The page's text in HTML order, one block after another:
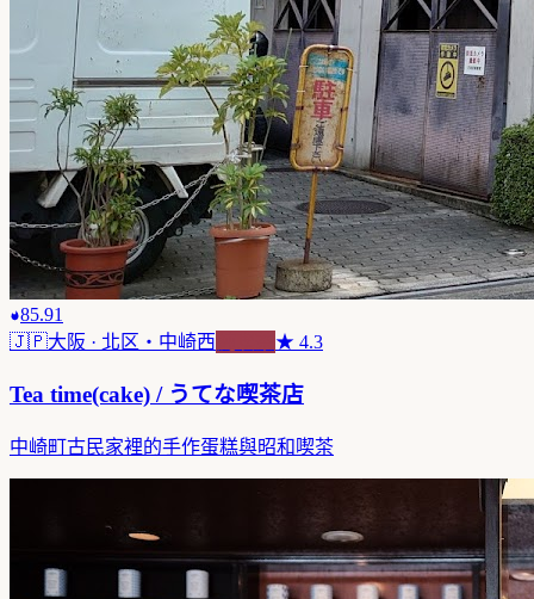
85.91
🇯🇵大阪 · 北区・中崎西 ★ 4.3
Tea time(cake) / うてな喫茶店
中崎町古民家裡的手作蛋糕與昭和喫茶